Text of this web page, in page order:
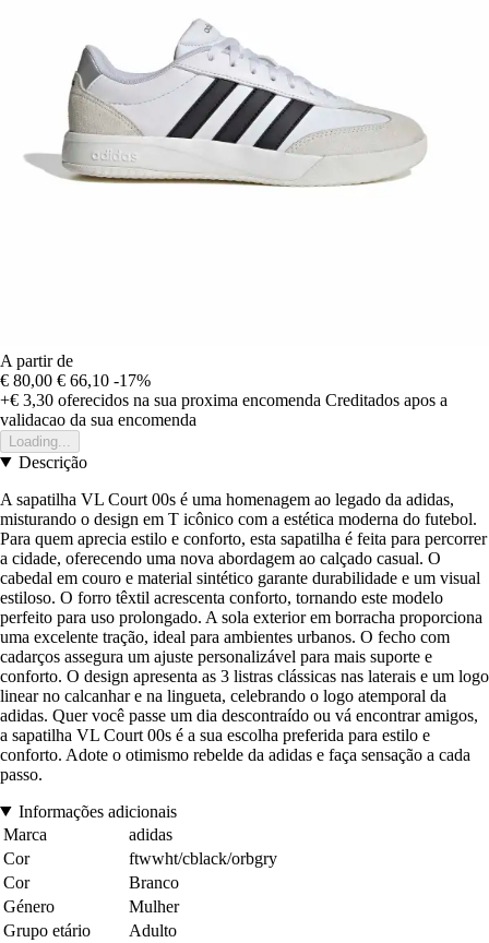
A partir de
€ 80,00 € 66,10 -17%
+€ 3,30 oferecidos na sua proxima encomenda Creditados apos a
validacao da sua encomenda
Loading...
Descrição
A sapatilha VL Court 00s é uma homenagem ao legado da adidas,
misturando o design em T icônico com a estética moderna do futebol.
Para quem aprecia estilo e conforto, esta sapatilha é feita para percorrer
a cidade, oferecendo uma nova abordagem ao calçado casual. O
cabedal em couro e material sintético garante durabilidade e um visual
estiloso. O forro têxtil acrescenta conforto, tornando este modelo
perfeito para uso prolongado. A sola exterior em borracha proporciona
uma excelente tração, ideal para ambientes urbanos. O fecho com
cadarços assegura um ajuste personalizável para mais suporte e
conforto. O design apresenta as 3 listras clássicas nas laterais e um logo
linear no calcanhar e na lingueta, celebrando o logo atemporal da
adidas. Quer você passe um dia descontraído ou vá encontrar amigos,
a sapatilha VL Court 00s é a sua escolha preferida para estilo e
conforto. Adote o otimismo rebelde da adidas e faça sensação a cada
passo.
Informações adicionais
Marca
adidas
Cor
ftwwht/cblack/orbgry
Cor
Branco
Género
Mulher
Grupo etário
Adulto